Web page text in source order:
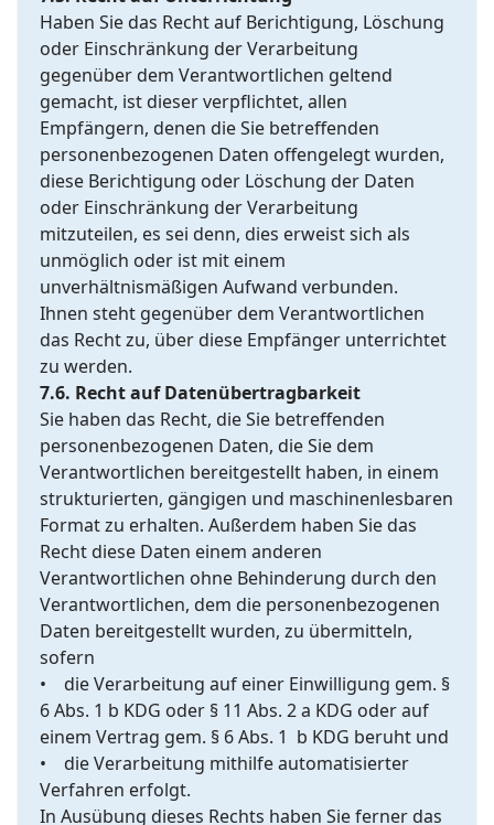
Haben Sie das Recht auf Berichtigung, Löschung
oder Einschränkung der Verarbeitung
gegenüber dem Verantwortlichen geltend
gemacht, ist dieser verpflichtet, allen
Empfängern, denen die Sie betreffenden
personenbezogenen Daten offengelegt wurden,
diese Berichtigung oder Löschung der Daten
oder Einschränkung der Verarbeitung
mitzuteilen, es sei denn, dies erweist sich als
unmöglich oder ist mit einem
unverhältnismäßigen Aufwand verbunden.
Ihnen steht gegenüber dem Verantwortlichen
das Recht zu, über diese Empfänger unterrichtet
zu werden.
7.6. Recht auf Datenübertragbarkeit
Sie haben das Recht, die Sie betreffenden
personenbezogenen Daten, die Sie dem
Verantwortlichen bereitgestellt haben, in einem
strukturierten, gängigen und maschinenlesbaren
Format zu erhalten. Außerdem haben Sie das
Recht diese Daten einem anderen
Verantwortlichen ohne Behinderung durch den
Verantwortlichen, dem die personenbezogenen
Daten bereitgestellt wurden, zu übermitteln,
sofern
• die Verarbeitung auf einer Einwilligung gem. §
6 Abs. 1 b KDG oder § 11 Abs. 2 a KDG oder auf
einem Vertrag gem. § 6 Abs. 1 b KDG beruht und
• die Verarbeitung mithilfe automatisierter
Verfahren erfolgt.
In Ausübung dieses Rechts haben Sie ferner das